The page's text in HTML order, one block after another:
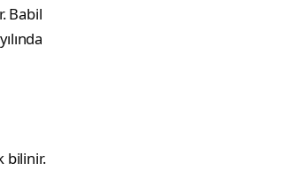
Babil
bilinir.